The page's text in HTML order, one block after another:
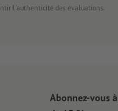
l'authenticité des évaluations.
Abonnez-vous